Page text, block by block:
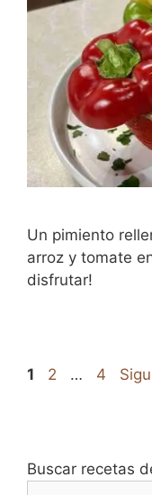
Un pimiento
arroz y tomate
disfrutar!
Página
1 Página
2 … Página
4
Buscar recetas